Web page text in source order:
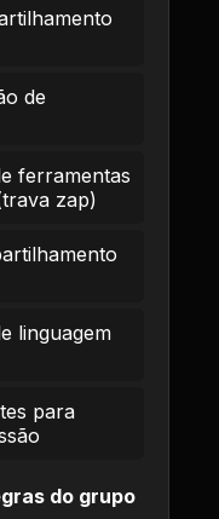
de
ferramentas
zap)
linguagem
para
do grupo